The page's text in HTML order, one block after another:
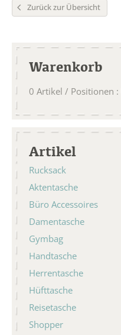
Zurück zur Übersicht
Warenkorb
0 Artikel / Positionen :
Artikel
Rucksack
Aktentasche
Büro Accessoires
Damentasche
Gymbag
Handtasche
Herrentasche
Hüfttasche
Reisetasche
Shopper